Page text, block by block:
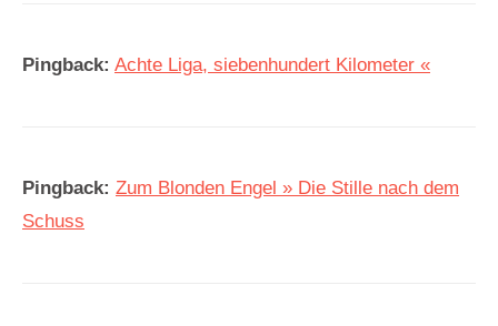
Pingback: Achte Liga, siebenhundert Kilometer «
Pingback: Zum Blonden Engel » Die Stille nach dem
Schuss